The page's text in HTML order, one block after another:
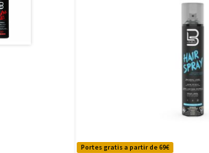
Portes gratis a partir de 69€